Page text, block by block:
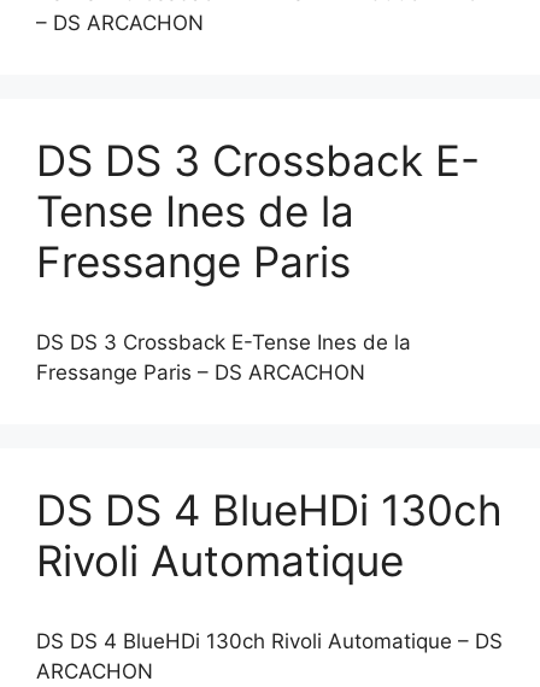
– DS ARCACHON
DS DS 3 Crossback E-
Tense Ines de la
Fressange Paris
DS DS 3 Crossback E-Tense Ines de la
Fressange Paris – DS ARCACHON
DS DS 4 BlueHDi 130ch
Rivoli Automatique
DS DS 4 BlueHDi 130ch Rivoli Automatique – DS
ARCACHON